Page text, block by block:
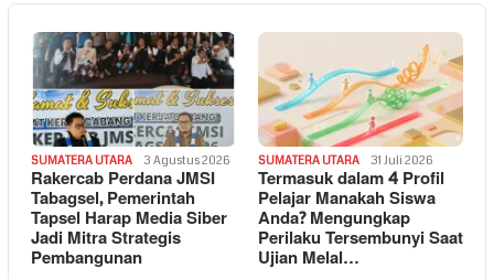
SUMATERA UTARA 3 Agustus 2026
Rakercab Perdana JMSI
Tabagsel, Pemerintah
Tapsel Harap Media Siber
Jadi Mitra Strategis
Pembangunan
SUMATERA UTARA 31 Juli 2026
Termasuk dalam 4 Profil
Pelajar Manakah Siswa
Anda? Mengungkap
Perilaku Tersembunyi Saat
Ujian Melal…